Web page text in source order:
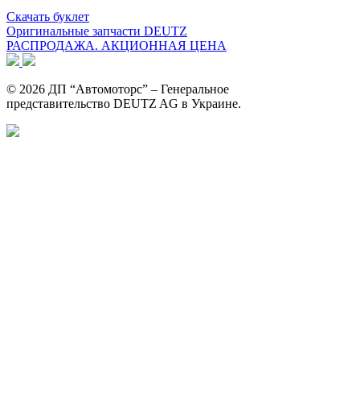
Скачать буклет
Оригинальные запчасти DEUTZ
РАСПРОДАЖА. АКЦИОННАЯ ЦЕНА
© 2026 ДП “Автомоторс” – Генеральное
представительство DEUTZ AG в Украине.